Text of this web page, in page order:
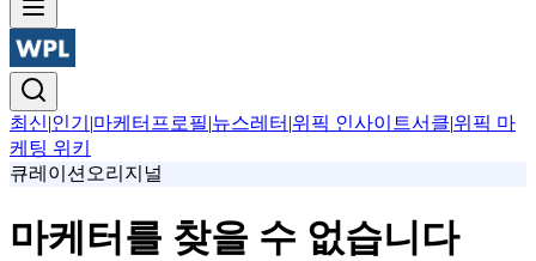
최신|인기 |마케터프로필|뉴스레터 |위픽 인사이트서클|위픽 마
케팅 위키
큐레이션 오리지널
마케터를 찾을 수 없습니다